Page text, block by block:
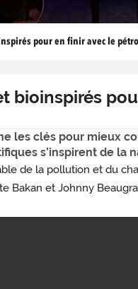
pour en finir avec le
bioinspirés
les clés pour mieux
s’inspirent de
de la pollution et du
Bakan et Johnny